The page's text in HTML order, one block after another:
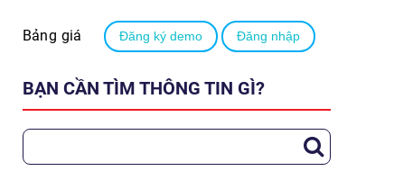
Bảng giá Đăng ký demo Đăng nhập
BẠN CẦN TÌM THÔNG TIN GÌ?